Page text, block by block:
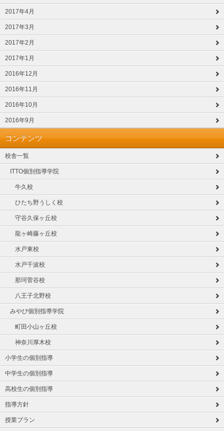
2017年4月
2017年3月
2017年2月
2017年1月
2016年12月
2016年11月
2016年10月
2016年9月
コンテンツ
校舎一覧
ITTO個別指導学院
牛久校
ひたち野うしく校
守谷久保ヶ丘校
龍ヶ崎藤ヶ丘校
水戸東校
水戸千波校
那珂菅谷校
八王子北野校
みやび個別指導学院
町田小山ヶ丘校
神奈川厚木校
小学生の個別指導
中学生の個別指導
高校生の個別指導
指導方針
授業プラン